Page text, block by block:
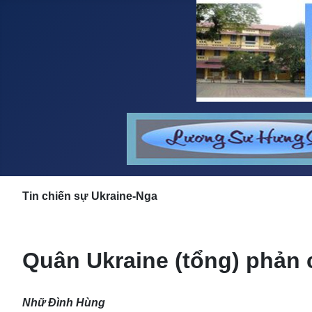
Tin chiến sự Ukraine-Nga
Quân Ukraine (tổng) phản
Nhữ Đình Hùng